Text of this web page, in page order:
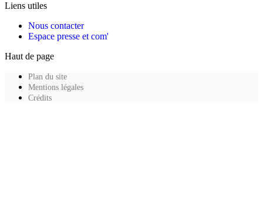
Liens utiles
Nous contacter
Espace presse et com'
Haut de page
Plan du site
Mentions légales
Crédits